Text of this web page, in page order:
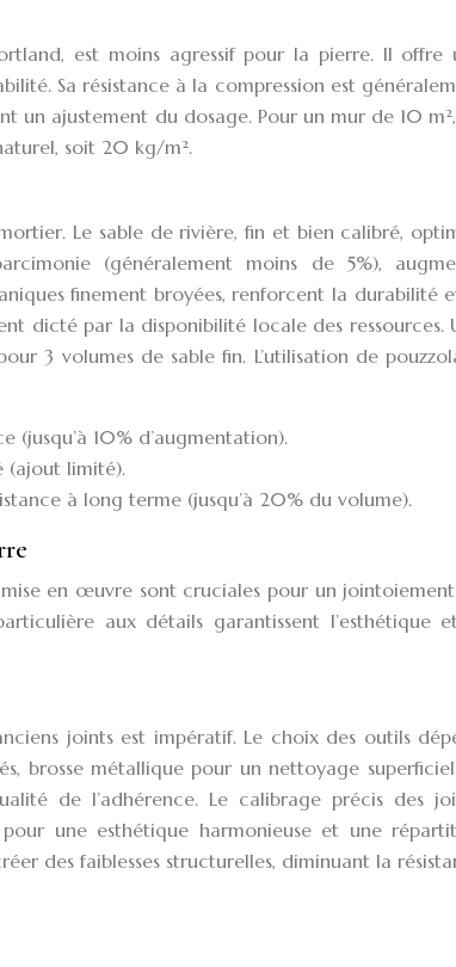
est moins agressif pour la pierre. Il offre
Sa résistance à la compression est
un ajustement du dosage. Pour un mur de 10
soit 20 kg/m².
Le sable de rivière, fin et bien calibré,
(généralement moins de 5%),
finement broyées, renforcent la durabilité
dicté par la disponibilité locale des ressources.
3 volumes de sable fin. L’utilisation de
(jusqu’à 10% d’augmentation).
(ajout limité).
à long terme (jusqu’à 20% du volume).
en œuvre sont cruciales pour un
aux détails garantissent l’esthétique
joints est impératif. Le choix des outils
brosse métallique pour un nettoyage
de l’adhérence. Le calibrage précis des
une esthétique harmonieuse et une
des faiblesses structurelles, diminuant la